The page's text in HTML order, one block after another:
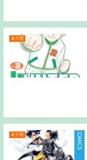
未分類
未分類